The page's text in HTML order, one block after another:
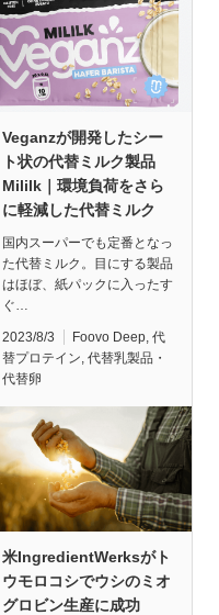
Veganzが開発したシー
ト状の代替ミルク製品
Mililk｜環境負荷をさら
に軽減した代替ミルク
国内スーパーでも定番となっ
た代替ミルク。目にする製品
はほぼ、紙パックに入ったす
ぐ…
2023/8/3 Foovo Deep, 代
替プロテイン, 代替乳製品・
代替卵
米IngredientWerksがト
ウモロコシでウシのミオ
グロビン生産に成功